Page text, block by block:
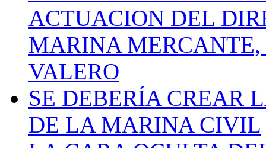
ACTUACION DEL
MARINA
VALERO
SE DEBERÍA CREAR
DE LA MARINA CIVIL